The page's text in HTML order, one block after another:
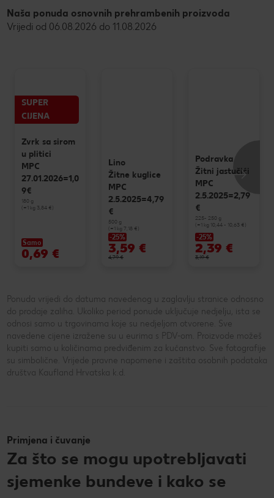
Naša ponuda osnovnih prehrambenih proizvoda
Vrijedi od 06.08.2026 do 11.08.2026
SUPER
CIJENA
Zvrk sa sirom
u plitici
MPC
27.01.2026=1,0
9€
180 g
(=1 kg 3,84 €)
Samo
0,69 €
Lino
Žitne kuglice
MPC
2.5.2025=4,79
€
500 g
(=1 kg 7,18 €)
-25%
3,59 €
4,79 €
Podravka
Žitni jastučići
MPC
2.5.2025=2,79
€
225- 250 g
(=1 kg 10,44 - 10,63 €)
-25%
2,39 €
3,19 €
Ponuda vrijedi do datuma navedenog u zaglavlju stranice odnosno
do prodaje zaliha. Ukoliko period ponude uključuje nedjelju, ista se
odnosi samo u trgovinama koje su nedjeljom otvorene. Sve
navedene cijene izražene su u eurima s PDV-om. Proizvode možeš
kupiti samo u količinama predviđenim za kućanstvo. Sve fotografije
su simbolične. Vrijede pravne napomene i zaštita osobnih podataka
društva Kaufland Hrvatska k.d.
Primjena i čuvanje
Za što se mogu upotrebljavati
sjemenke bundeve i kako se